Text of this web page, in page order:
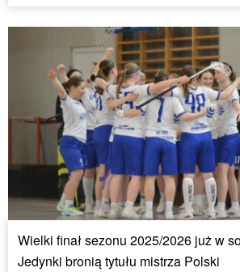
Wielki finał sezonu 2025/2026 już w
Jedynki bronią tytułu mistrza Polski